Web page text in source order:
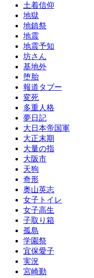
土着信仰
地獄
地鎮祭
地震
地震予知
坊さん
基地外
堕胎
報道タブー
変死
多重人格
夢日記
大日本帝国軍
大正末期
大量の指
大阪市
天狗
奇形
奥山英志
女子トイレ
女子高生
子取り箱
孤島
学園祭
宜保愛子
実況
宮崎勤